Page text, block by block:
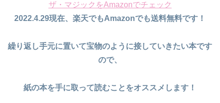
ザ・マジックをAmazonでチェック
2022.4.29現在、楽天でもAmazonでも送料無料です！
繰り返し手元に置いて宝物のように接していきたい本です
ので、
紙の本を手に取って読むことをオススメします！